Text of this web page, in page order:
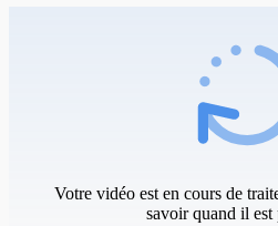
Votre vidéo est en cours de
savoir quand il est